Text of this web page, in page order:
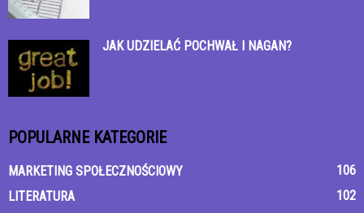
JAK UDZIELAĆ POCHWAŁ I NAGAN?
POPULARNE KATEGORIE
MARKETING SPOŁECZNOŚCIOWY
106
LITERATURA
102